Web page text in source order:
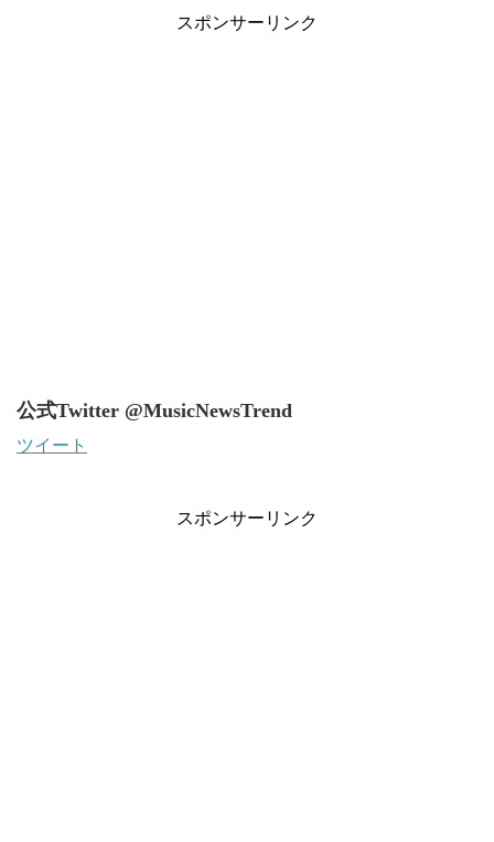
スポンサーリンク
公式Twitter @MusicNewsTrend
ツイート
スポンサーリンク